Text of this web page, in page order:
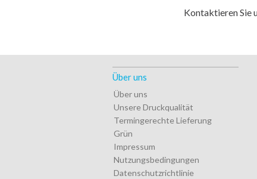
Kontaktieren Sie
Über uns
Über uns
Unsere Druckqualität
Termingerechte Lieferung
Grün
Impressum
Nutzungsbedingungen
Datenschutzrichtlinie